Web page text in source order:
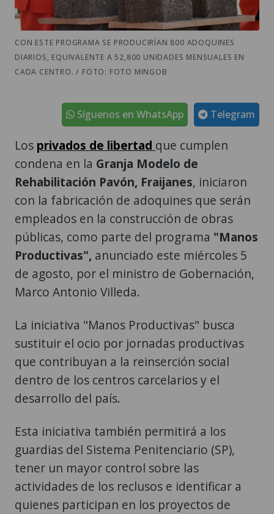
CON ESTE PROGRAMA SE PRODUCIRÍAN 800 ADOQUINES
DIARIOS, EQUIVALENTE A 52,800 UNIDADES MENSUALES EN
CADA CENTRO. / FOTO: FOTO MINGOB
Telegram
Síguenos en WhatsApp
Los privados de libertad que cumplen
condena en la Granja Modelo de
Rehabilitación Pavón, Fraijanes, iniciaron
con la fabricación de adoquines que serán
empleados en la construcción de obras
públicas, como parte del programa "Manos
Productivas", anunciado este miércoles 5
de agosto, por el ministro de Gobernación,
Marco Antonio Villeda.
La iniciativa "Manos Productivas" busca
sustituir el ocio por jornadas productivas
que contribuyan a la reinserción social
dentro de los centros carcelarios y el
desarrollo del país.
Esta iniciativa también permitirá a los
guardias del Sistema Penitenciario (SP),
tener un mayor control sobre las
actividades de los reclusos e identificar a
quienes participan en los proyectos de